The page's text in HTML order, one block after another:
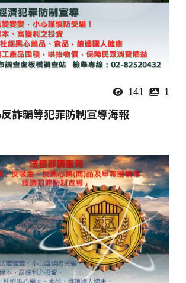
141 1
詐騙等犯罪防制宣導海報